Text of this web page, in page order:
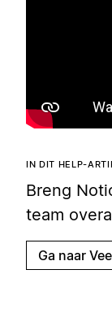
IN DIT HELP-
Breng
team
Ga naar